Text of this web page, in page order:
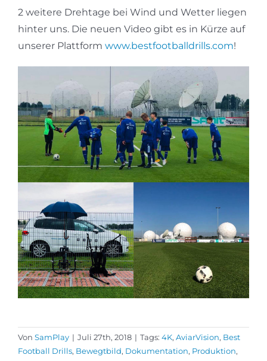
2 weitere Drehtage bei Wind und Wetter liegen
hinter uns. Die neuen Video gibt es in Kürze auf
unserer Plattform www.bestfootballdrills.com!
Von SamPlay | Juli 27th, 2018 | Tags: 4K, AviarVision, Best
Football Drills, Bewegtbild, Dokumentation, Produktion,